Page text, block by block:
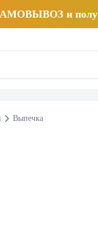
и
Выпечка